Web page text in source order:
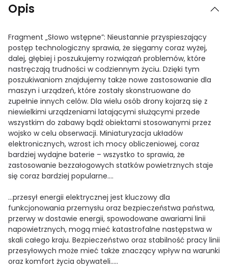
Opis
Fragment „Słowo wstępne”: Nieustannie przyspieszający
postęp technologiczny sprawia, że sięgamy coraz wyżej,
dalej, głębiej i poszukujemy rozwiązań problemów, które
nastręczają trudności w codziennym życiu. Dzięki tym
poszukiwaniom znajdujemy także nowe zastosowanie dla
maszyn i urządzeń, które zostały skonstruowane do
zupełnie innych celów. Dla wielu osób drony kojarzą się z
niewielkimi urządzeniami latającymi służącymi przede
wszystkim do zabawy bądź obiektami stosowanymi przez
wojsko w celu obserwacji. Miniaturyzacja układów
elektronicznych, wzrost ich mocy obliczeniowej, coraz
bardziej wydajne baterie – wszystko to sprawia, że
zastosowanie bezzałogowych statków powietrznych staje
się coraz bardziej popularne….
…przesył energii elektrycznej jest kluczowy dla
funkcjonowania przemysłu oraz bezpieczeństwa państwa,
przerwy w dostawie energii, spowodowane awariami linii
napowietrznych, mogą mieć katastrofalne następstwa w
skali całego kraju. Bezpieczeństwo oraz stabilność pracy linii
przesyłowych może mieć także znaczący wpływ na warunki
oraz komfort życia obywateli…..